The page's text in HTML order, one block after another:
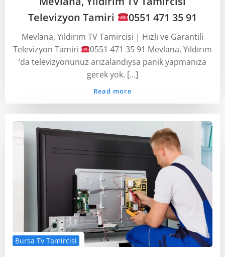
Televizyon Tamiri
0551 471 35 91
Mevlana, Yıldırım TV Tamircisi | Hızlı ve Garantili
Televizyon Tamiri
0551 471 35 91 Mevlana, Yıldırım
’da televizyonunuz arızalandıysa panik yapmanıza
gerek yok. […]
Read more
Bursa Tv Tamircisi